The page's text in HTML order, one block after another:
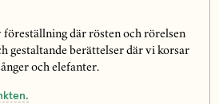
där rösten och rörelsen
gestaltande berättelser där vi korsar
och elefanter.